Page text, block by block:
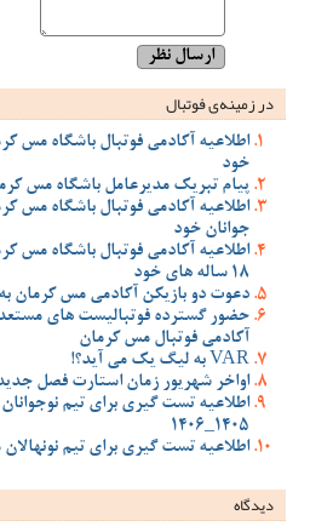
در زمینه‌ی فوتبال
اطلاعیه آکادمی فوتبال باشگاه مس
خود
پیام تبریک مدیرعامل باشگاه مس
اطلاعیه آکادمی فوتبال باشگاه مس
جوانان خود
اطلاعیه آکادمی فوتبال باشگاه مس
18 ساله های خود
دعوت دو بازیکن آکادمی مس کرمان به
حضور گسترده فوتبالیست های
آکادمی فوتبال مس کرمان
VAR به لیگ یک می آید؟!
اواخر شهریور زمان استارت فصل
اطلاعیه تست گیری برای تیم
1405_1406
اطلاعیه تست گیری برای تیم نونهالان مس
دیدگاه